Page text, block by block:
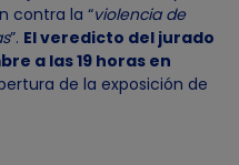
contra la “violencia de
”. El veredicto del jurado
a las 19 horas en
de la exposición de